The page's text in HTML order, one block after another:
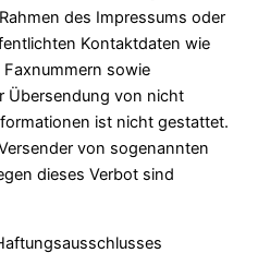
des Impressums oder
Kontaktdaten wie
sowie
Übersendung von nicht
ist nicht gestattet.
von sogenannten
dieses Verbot sind